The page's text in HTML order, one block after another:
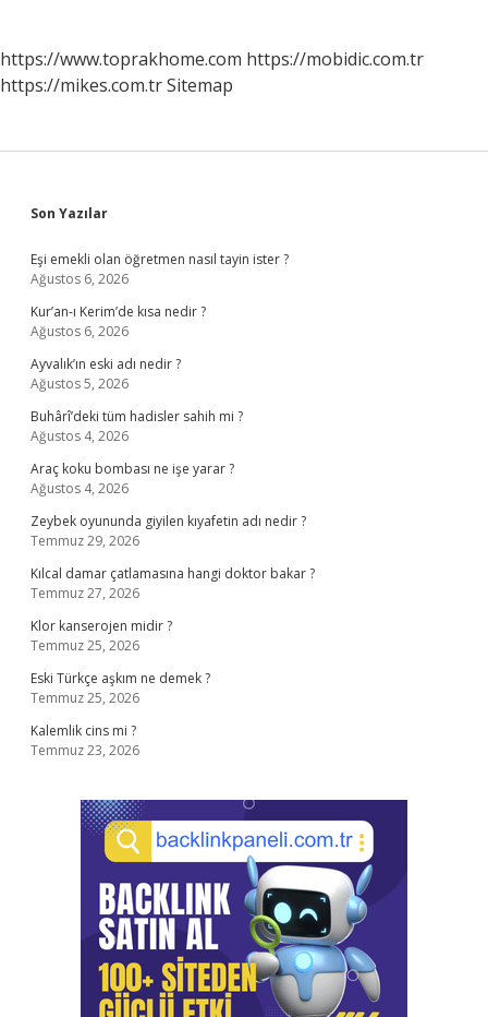
https://www.toprakhome.com https://mobidic.com.tr
https://mikes.com.trSitemap
Sidebar
Son Yazılar
Eşi emekli olan öğretmen nasıl tayin ister ?
Ağustos 6, 2026
Kur’an-ı Kerim’de kısa nedir ?
Ağustos 6, 2026
Ayvalık’ın eski adı nedir ?
Ağustos 5, 2026
Buhârî’deki tüm hadisler sahih mi ?
Ağustos 4, 2026
Araç koku bombası ne işe yarar ?
Ağustos 4, 2026
Zeybek oyununda giyilen kıyafetin adı nedir ?
Temmuz 29, 2026
Kılcal damar çatlamasına hangi doktor bakar ?
Temmuz 27, 2026
Klor kanserojen midir ?
Temmuz 25, 2026
Eski Türkçe aşkım ne demek ?
Temmuz 25, 2026
Kalemlik cins mi ?
Temmuz 23, 2026